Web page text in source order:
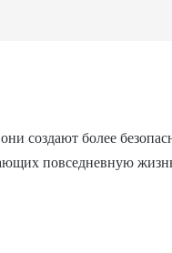
создают более
повседневную